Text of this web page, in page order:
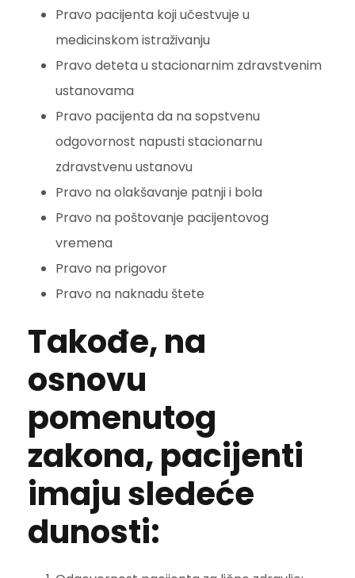
Pravo pacijenta koji učestvuje u
medicinskom istraživanju
Pravo deteta u stacionarnim zdravstvenim
ustanovama
Pravo pacijenta da na sopstvenu
odgovornost napusti stacionarnu
zdravstvenu ustanovu
Pravo na olakšavanje patnji i bola
Pravo na poštovanje pacijentovog
vremena
Pravo na prigovor
Pravo na naknadu štete
Takođe, na
osnovu
pomenutog
zakona, pacijenti
imaju sledeće
dunosti: